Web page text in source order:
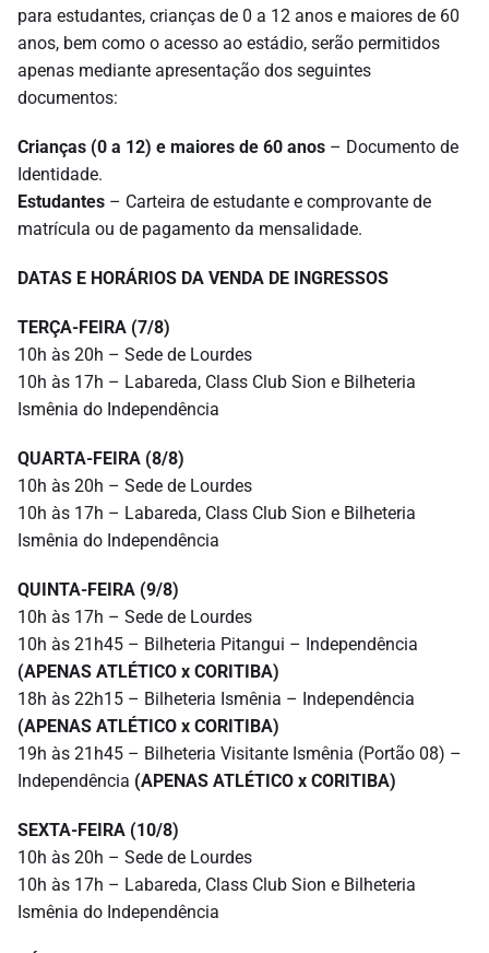
para estudantes, crianças de 0 a 12 anos e maiores de 60
anos, bem como o acesso ao estádio, serão permitidos
apenas mediante apresentação dos seguintes
documentos:
Crianças (0 a 12) e maiores de 60 anos – Documento de
Identidade.
Estudantes – Carteira de estudante e comprovante de
matrícula ou de pagamento da mensalidade.
DATAS E HORÁRIOS DA VENDA DE INGRESSOS
TERÇA-FEIRA (7/8)
10h às 20h – Sede de Lourdes
10h às 17h – Labareda, Class Club Sion e Bilheteria
Ismênia do Independência
QUARTA-FEIRA (8/8)
10h às 20h – Sede de Lourdes
10h às 17h – Labareda, Class Club Sion e Bilheteria
Ismênia do Independência
QUINTA-FEIRA (9/8)
10h às 17h – Sede de Lourdes
10h às 21h45 – Bilheteria Pitangui – Independência
(APENAS ATLÉTICO x CORITIBA)
18h às 22h15 – Bilheteria Ismênia – Independência
(APENAS ATLÉTICO x CORITIBA)
19h às 21h45 – Bilheteria Visitante Ismênia (Portão 08) –
Independência (APENAS ATLÉTICO x CORITIBA)
SEXTA-FEIRA (10/8)
10h às 20h – Sede de Lourdes
10h às 17h – Labareda, Class Club Sion e Bilheteria
Ismênia do Independência